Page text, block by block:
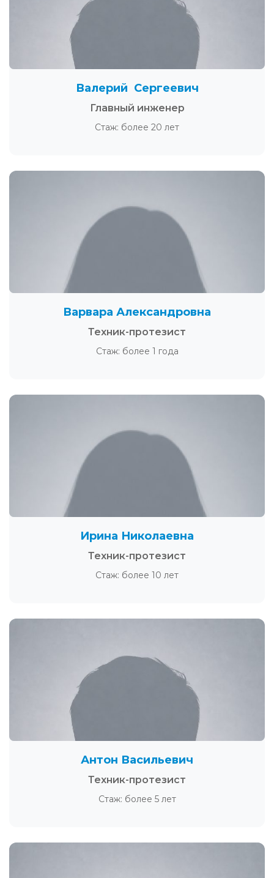
Валерий Сергеевич
Главный инженер
Стаж: более 20 лет
Варвара Александровна
Техник-протезист
Стаж: более 1 года
Ирина Николаевна
Техник-протезист
Стаж: более 10 лет
Антон Васильевич
Техник-протезист
Стаж: более 5 лет